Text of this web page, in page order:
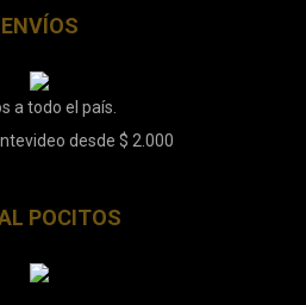
ENVÍOS
a todo el país.
desde $ 2.000
POCITOS